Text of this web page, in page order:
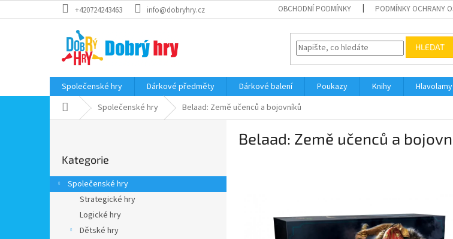
na
+420724243463 info@dobryhry.cz OBCHODNÍ PODMÍNKY PODMÍNKY OCHRANY
HLEDAT
Společenské hry Dárkové předměty Dárkové balení Poukazy Knihy Hlavolamy
Domů Společenské hry Belaad: Země učenců a bojovníků
r
a
kategorie
Kategorie
Společenské hry
Strategické hry
Logické hry
Dětské hry
Belaad: Země učenců a